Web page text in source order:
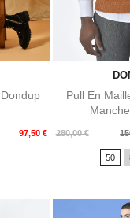
97,50 €
Pull En
280,00 €
Prix
Prix
50